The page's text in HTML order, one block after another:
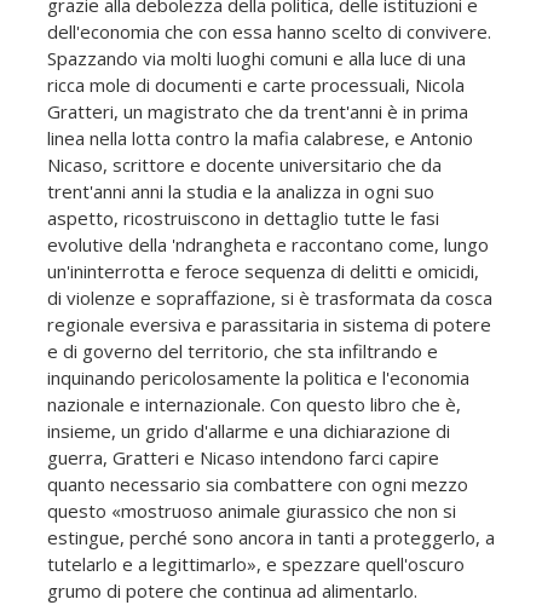
grazie alla debolezza della politica, delle istituzioni e
dell'economia che con essa hanno scelto di convivere.
Spazzando via molti luoghi comuni e alla luce di una
ricca mole di documenti e carte processuali, Nicola
Gratteri, un magistrato che da trent'anni è in prima
linea nella lotta contro la mafia calabrese, e Antonio
Nicaso, scrittore e docente universitario che da
trent'anni anni la studia e la analizza in ogni suo
aspetto, ricostruiscono in dettaglio tutte le fasi
evolutive della 'ndrangheta e raccontano come, lungo
un'ininterrotta e feroce sequenza di delitti e omicidi,
di violenze e sopraffazione, si è trasformata da cosca
regionale eversiva e parassitaria in sistema di potere
e di governo del territorio, che sta infiltrando e
inquinando pericolosamente la politica e l'economia
nazionale e internazionale. Con questo libro che è,
insieme, un grido d'allarme e una dichiarazione di
guerra, Gratteri e Nicaso intendono farci capire
quanto necessario sia combattere con ogni mezzo
questo «mostruoso animale giurassico che non si
estingue, perché sono ancora in tanti a proteggerlo, a
tutelarlo e a legittimarlo», e spezzare quell'oscuro
grumo di potere che continua ad alimentarlo.